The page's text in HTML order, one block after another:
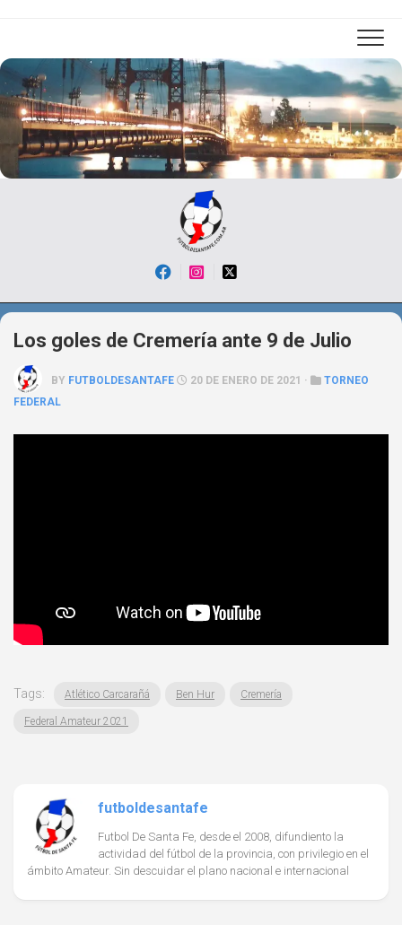
Los goles de Cremería ante 9 de Julio
BY FUTBOLDESANTAFE 20 DE ENERO DE 2021 ·
TORNEO
FEDERAL
Tags: Atlético Carcarañá Ben Hur Cremería
Federal Amateur 2021
futboldesantafe
Futbol De Santa Fe, desde el 2008, difundiento la
actividad del fútbol de la provincia, con privilegio en el
ámbito Amateur. Sin descuidar el plano nacional e internacional